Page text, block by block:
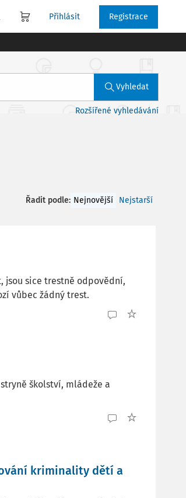
Přihlásit Registrace
Vyhledat
Rozšířené vyhledávání
Řadit podle: Nejnovější Nejstarší
jsou sice trestně odpovědní,
vůbec žádný trest.
školství, mládeže a
kriminality dětí a